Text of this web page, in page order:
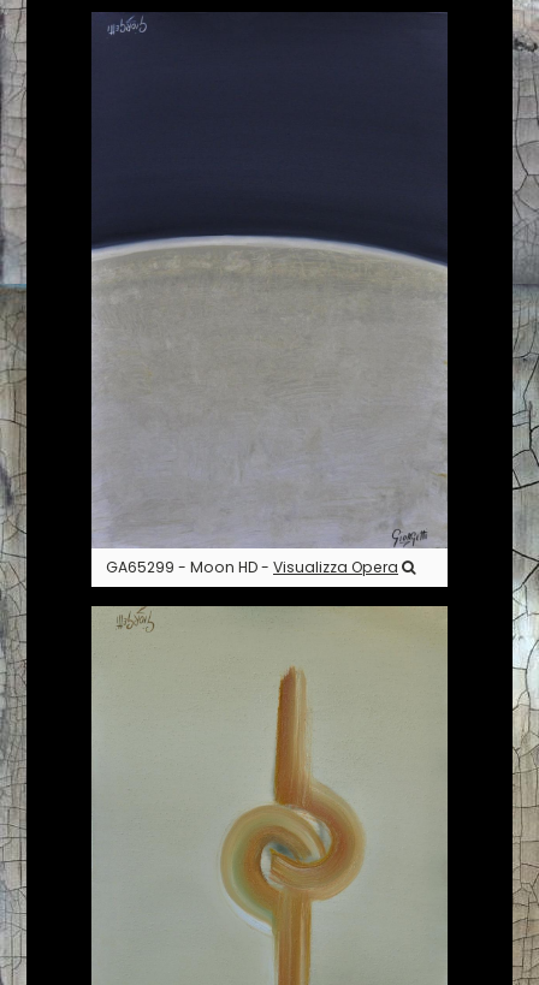
GA65299 - Moon HD - Visualizza Opera